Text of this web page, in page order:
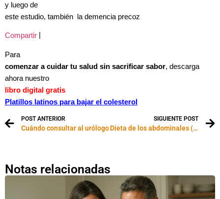
y luego de
este estudio, también la demencia precoz
Compartir
Para
comenzar a cuidar tu salud sin sacrificar sabor, descarga
ahora nuestro
libro digital gratis
Platillos latinos para bajar el colesterol
POST ANTERIOR
Cuándo consultar al urólogo
SIGUIENTE POST
Dieta de los abdominales (dieta ABS)
Notas relacionadas